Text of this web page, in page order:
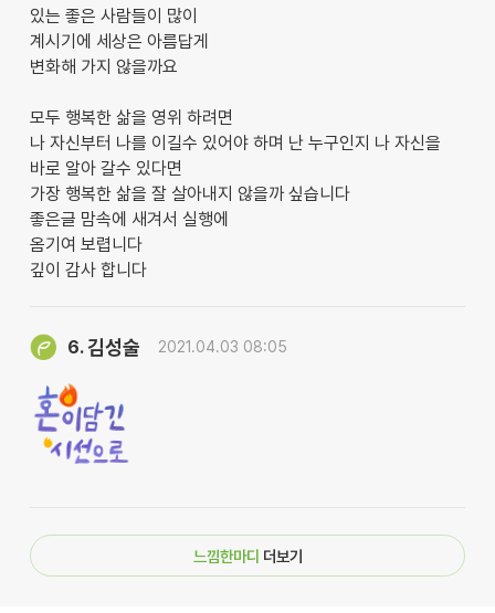
있는 좋은 사람들이 많이
계시기에 세상은 아름답게
변화해 가지 않을까요
모두 행복한 삶을 영위 하려면
나 자신부터 나를 이길수 있어야 하며 난 누구인지 나 자신을
바로 알아 갈수 있다면
가장 행복한 삶을 잘 살아내지 않을까 싶습니다
좋은글 맘속에 새겨서 실행에
옴기여 보렵니다
깊이 감사 합니다
6.김성술 2021.04.03 08:05
느낌한마디 더보기